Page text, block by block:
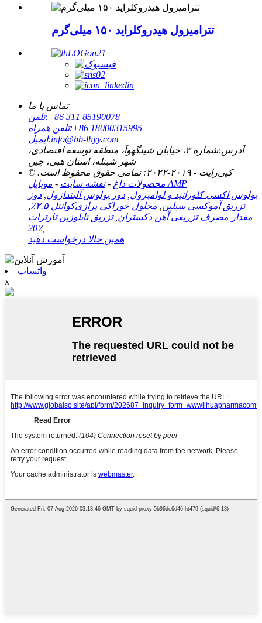
تترامیزول هیدروکلراید ۱۵۰ میلی‌گرم
تماس با ما
تلفن:‎+86 311 85190078‎
تلفن همراه:‎+86 18000315995‎
ایمیل:info@hb-lhyy.com
آدرس:
شماره ۳، خیابان شینگهوآ، منطقه توسعه اقتصادی،
شهر شینله، استان هبی، چین
© کپی‌رایت - ۲۰۱۹-۲۰۲۲: تمامی حقوق محفوظ است.
محصولات داغ -نقشه سایت -
موبایل AMP
بولوس اکسی کلوزانید و لوامیزول دوز بولوس آلبندازول دوز
تزریق آموکسی سیلین محلول خوراکی پرازی‌کوانتل ۲.۵٪
مقدار مصرف تزریقی آهن دکستران ,تزریق تایلوزین تارترات
20٪,
همین حالا درخواست دهید
واتساپ
x